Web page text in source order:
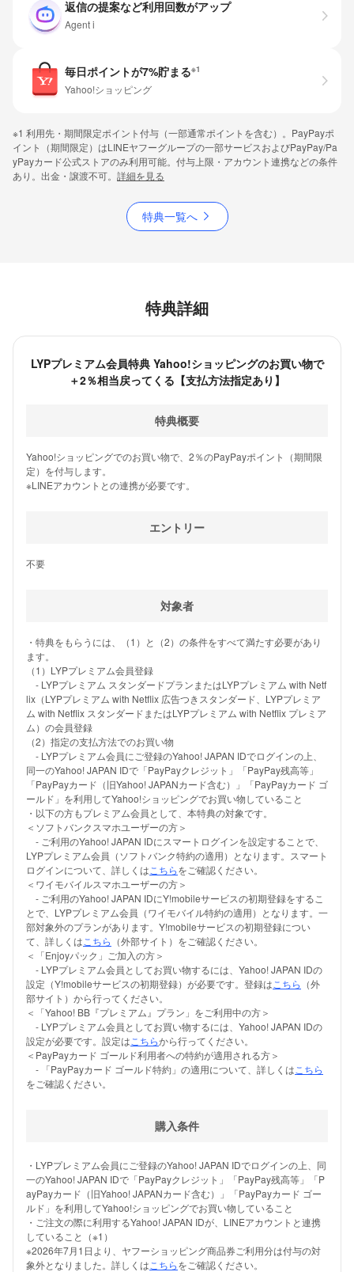
返信の提案など利用回数がアップ
Agent i
毎日ポイントが7%貯まる※1
Yahoo!ショッピング
※1 利用先・期間限定ポイント付与（一部通常ポイントを含む）。PayPayポ
イント（期間限定）はLINEヤフーグループの一部サービスおよびPayPay/Pa
yPayカード公式ストアのみ利用可能。付与上限・アカウント連携などの条件
あり。出金・譲渡不可。 詳細を見る
特典一覧へ
特典詳細
LYPプレミアム会員特典 Yahoo!ショッピングのお買い物で
＋2％相当戻ってくる【支払方法指定あり】
特典概要
Yahoo!ショッピングでのお買い物で、2％のPayPayポイント（期間限
定）を付与します。
※LINEアカウントとの連携が必要です。
エントリー
不要
対象者
・特典をもらうには、（1）と（2）の条件をすべて満たす必要があり
ます。
（1）LYPプレミアム会員登録
- LYPプレミアム スタンダードプランまたはLYPプレミアム with Netf
lix（LYPプレミアム with Netflix 広告つきスタンダード、LYPプレミア
ム with Netflix スタンダードまたはLYPプレミアム with Netflix プレミア
ム）の会員登録
（2）指定の支払方法でのお買い物
- LYPプレミアム会員にご登録のYahoo! JAPAN IDでログインの上、
同一のYahoo! JAPAN IDで「PayPayクレジット」「PayPay残高等」
「PayPayカード（旧Yahoo! JAPANカード含む）」「PayPayカード ゴ
ールド」を利用してYahoo!ショッピングでお買い物していること
・以下の方もプレミアム会員として、本特典の対象です。
＜ソフトバンクスマホユーザーの方＞
- ご利用のYahoo! JAPAN IDにスマートログインを設定することで、
LYPプレミアム会員（ソフトバンク特約の適用）となります。スマート
ログインについて、詳しくは こちらをご確認ください。
＜ワイモバイルスマホユーザーの方＞
- ご利用のYahoo! JAPAN IDにY!mobileサービスの初期登録をするこ
とで、LYPプレミアム会員（ワイモバイル特約の適用）となります。一
部対象外のプランがあります。Y!mobileサービスの初期登録につい
て、詳しくは こちら （外部サイト）をご確認ください。
＜「Enjoyパック」ご加入の方＞
- LYPプレミアム会員としてお買い物するには、Yahoo! JAPAN IDの
設定（Y!mobileサービスの初期登録）が必要です。登録は こちら （外
部サイト）から行ってください。
＜「Yahoo! BB『プレミアム』プラン」をご利用中の方＞
- LYPプレミアム会員としてお買い物するには、Yahoo! JAPAN IDの
設定が必要です。設定は こちらから行ってください。
＜PayPayカード ゴールド利用者への特約が適用される方＞
- 「PayPayカード ゴールド特約」の適用について、詳しくは こちら
をご確認ください。
購入条件
・LYPプレミアム会員にご登録のYahoo! JAPAN IDでログインの上、同
一のYahoo! JAPAN IDで「PayPayクレジット」「PayPay残高等」「P
ayPayカード（旧Yahoo! JAPANカード含む）」「PayPayカード ゴー
ルド」を利用してYahoo!ショッピングでお買い物していること
・ご注文の際に利用するYahoo! JAPAN IDが、LINEアカウントと連携
していること（※1）
※2026年7月1日より、ヤフーショッピング商品券ご利用分は付与の対
象外となりました。詳しくは こちらをご確認ください。